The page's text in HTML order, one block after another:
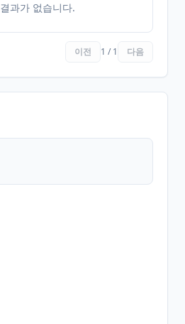
과가 없습니다.
이전 1 / 1 다음